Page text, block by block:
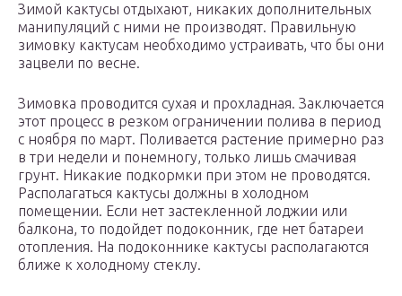
Зимой кактусы отдыхают, никаких дополнительных
манипуляций с ними не производят. Правильную
зимовку кактусам необходимо устраивать, что бы они
зацвели по весне.
Зимовка проводится сухая и прохладная. Заключается
этот процесс в резком ограничении полива в период
с ноября по март. Поливается растение примерно раз
в три недели и понемногу, только лишь смачивая
грунт. Никакие подкормки при этом не проводятся.
Располагаться кактусы должны в холодном
помещении. Если нет застекленной лоджии или
балкона, то подойдет подоконник, где нет батареи
отопления. На подоконнике кактусы располагаются
ближе к холодному стеклу.